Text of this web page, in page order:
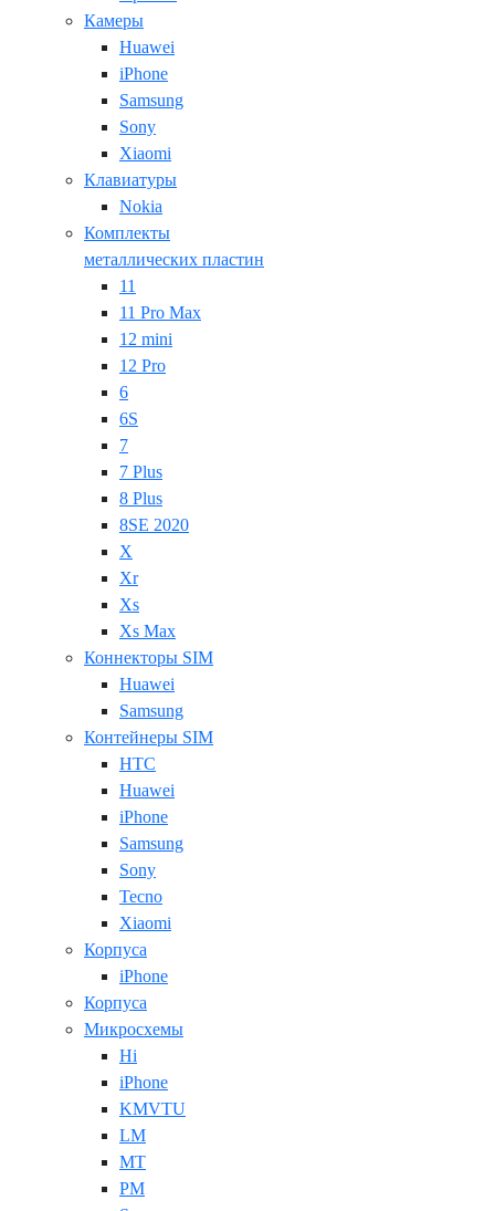
Камеры
Huawei
iPhone
Samsung
Sony
Xiaomi
Клавиатуры
Nokia
Комплекты
металлических пластин
11
11 Pro Max
12 mini
12 Pro
6
6S
7
7 Plus
8 Plus
8SE 2020
X
Xr
Xs
Xs Max
Коннекторы SIM
Huawei
Samsung
Контейнеры SIM
HTC
Huawei
iPhone
Samsung
Sony
Tecno
Xiaomi
Корпуса
iPhone
Корпуса
Микросхемы
Hi
iPhone
KMVTU
LM
MT
PM